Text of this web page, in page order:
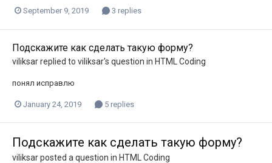
September 9, 2019 3 replies
Подскажите как сделать такую форму?
viliksarreplied to viliksar's question in HTML Coding
понял исправлю
January 24, 2019 5 replies
Подскажите как сделать такую форму?
viliksarposted a question in HTML Coding